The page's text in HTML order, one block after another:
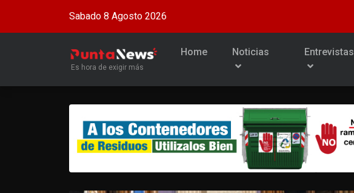
Sabado 8 Agosto 2026
Es hora de exigir más
Home Noticias Entrevistas